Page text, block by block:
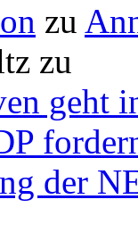
zu
zu
geht
der